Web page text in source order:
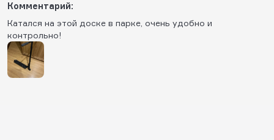
Комментарий:
Катался на этой доске в парке, очень удобно и
контрольно!